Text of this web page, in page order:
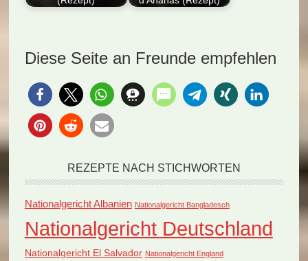
Erleben Sie…
d’Ananas! Dieses
Rezept vereint…
Diese Seite an Freunde empfehlen
REZEPTE NACH STICHWORTEN
Nationalgericht Albanien Nationalgericht Bangladesch
Nationalgericht Deutschland
Nationalgericht El Salvador Nationalgericht England